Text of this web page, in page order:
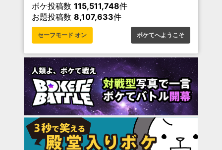
ボケ投稿数 115,511,748件
お題投稿数 8,107,633件
セーフモード オン ボケてへようこそ